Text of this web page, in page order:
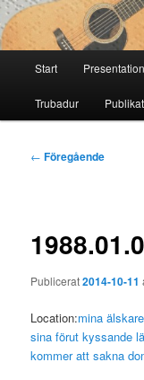
Hoppa
till
primärt
innehållSofia
Start Presentation
Trubadur
Inläggsnavigering
← Föregående
Publicerat2014-10-11
Location:mina
sina förut kyssande
kommer att sakna